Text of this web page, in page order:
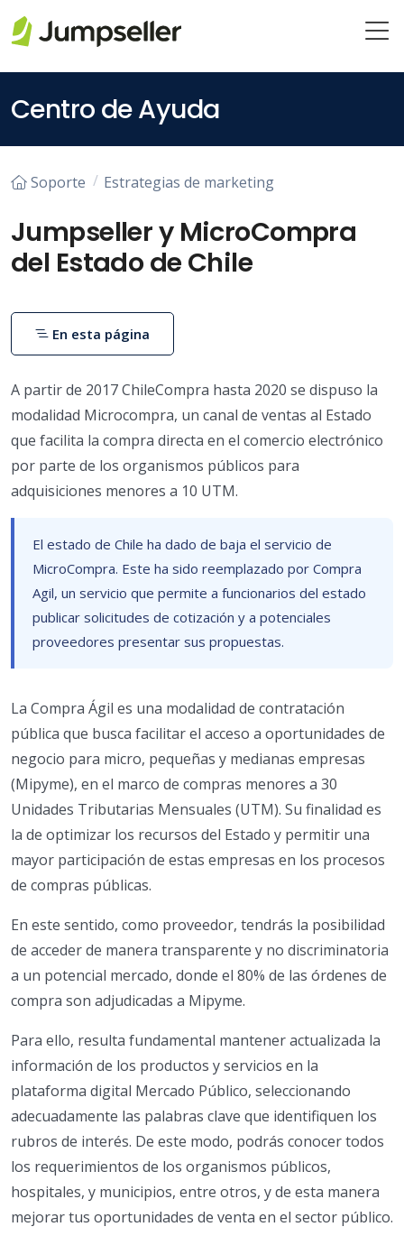
Centro de Ayuda
Soporte Estrategias de marketing
Jumpseller y MicroCompra
del Estado de Chile
A partir de 2017 ChileCompra hasta 2020 se dispuso la
modalidad Microcompra, un canal de ventas al Estado
que facilita la compra directa en el comercio electrónico
por parte de los organismos públicos para
adquisiciones menores a 10 UTM.
El estado de Chile ha dado de baja el servicio de
MicroCompra. Este ha sido reemplazado por Compra
Agil, un servicio que permite a funcionarios del estado
publicar solicitudes de cotización y a potenciales
proveedores presentar sus propuestas.
La Compra Ágil es una modalidad de contratación
pública que busca facilitar el acceso a oportunidades de
negocio para micro, pequeñas y medianas empresas
(Mipyme), en el marco de compras menores a 30
Unidades Tributarias Mensuales (UTM). Su finalidad es
la de optimizar los recursos del Estado y permitir una
mayor participación de estas empresas en los procesos
de compras públicas.
En este sentido, como proveedor, tendrás la posibilidad
de acceder de manera transparente y no discriminatoria
a un potencial mercado, donde el 80% de las órdenes de
compra son adjudicadas a Mipyme.
Para ello, resulta fundamental mantener actualizada la
información de los productos y servicios en la
plataforma digital Mercado Público, seleccionando
adecuadamente las palabras clave que identifiquen los
rubros de interés. De este modo, podrás conocer todos
los requerimientos de los organismos públicos,
hospitales, y municipios, entre otros, y de esta manera
mejorar tus oportunidades de venta en el sector público.
En esta página